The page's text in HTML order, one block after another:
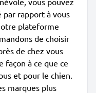
rapport à vous
plateforme
de choisir
de chez vous
façon à ce que ce
et pour le chien.
marques plus